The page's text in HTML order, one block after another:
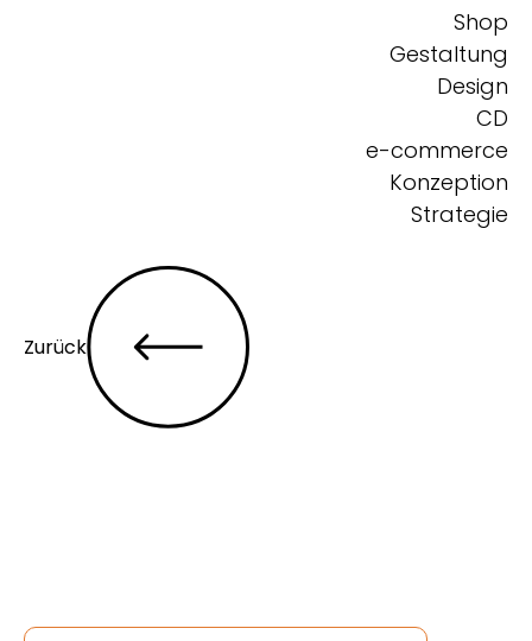
Shop
Gestaltung
Design
CD
e-commerce
Konzeption
Strategie
Zurück